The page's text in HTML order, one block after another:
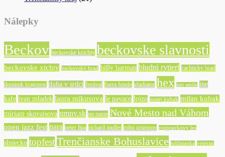
Nálepky
Beckov beckovske ksichty beckovske slavnosti
beckovske xichty beckovský hrad billy barman bludni rytieri cachticky hrad
dominik krajcovic duha v srdci festival fuera fondo gladiator hex imt smile ine
kafe ivan mladek laura mikusova le payaco lojzo matej kubak milan kubak
miriam skovajsova nmnv.sk no name Nové Mesto nad Váhom
open jazz fest para peter lipa richard muller robo grigorov rozpravkovy les
slniecko topfestTrenčianske Bohuslavice tublatanka veteran